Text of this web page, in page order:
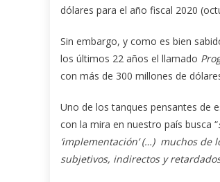
dólares para el año fiscal 2020
Sin embargo, y como es bien
los últimos 22 años el llamado
con más de 300 millones de
Uno de los tanques pensantes de
con la mira en nuestro país busca “
‘implementación’ (…) muchos
subjetivos, indirectos y